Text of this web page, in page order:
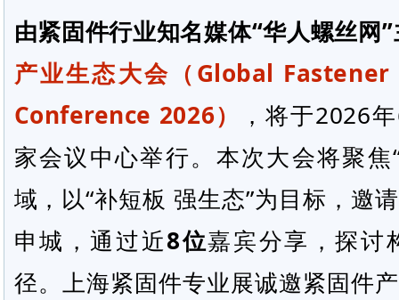
由紧固件行业知名媒体“华人螺丝网
产业生态大会（Global
Conference 2026）
，将于2026
家会议中心举行。本次大会将聚
域，以“补短板 强生态”为目标，邀
申城，通过近8位嘉宾分享，探讨
径。上海紧固件专业展诚邀紧固件